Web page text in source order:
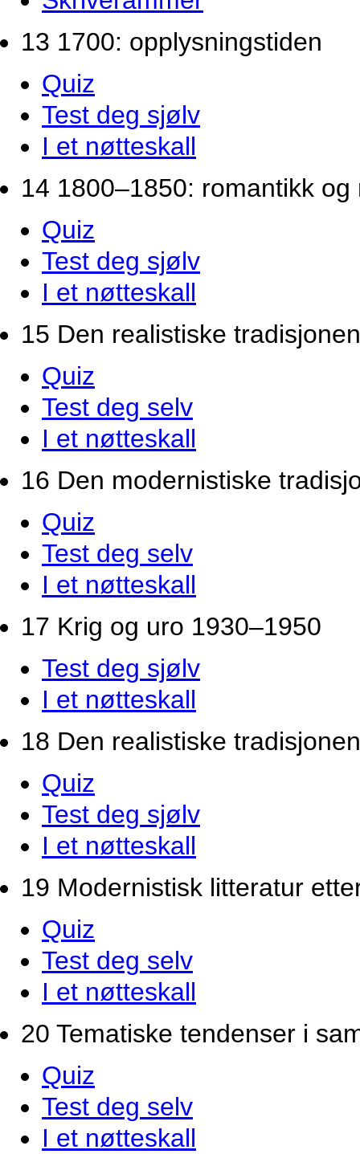
13 1700: opplysningstiden
Quiz
Test deg sjølv
I et nøtteskall
14 1800–1850: romantikk
Quiz
Test deg sjølv
I et nøtteskall
15 Den realistiske
Quiz
Test deg selv
I et nøtteskall
16 Den modernistiske
Quiz
Test deg selv
I et nøtteskall
17 Krig og uro 1930–1950
Test deg sjølv
I et nøtteskall
18 Den realistiske
Quiz
Test deg sjølv
I et nøtteskall
19 Modernistisk litteratur
Quiz
Test deg selv
I et nøtteskall
20 Tematiske tendenser i
Quiz
Test deg selv
I et nøtteskall